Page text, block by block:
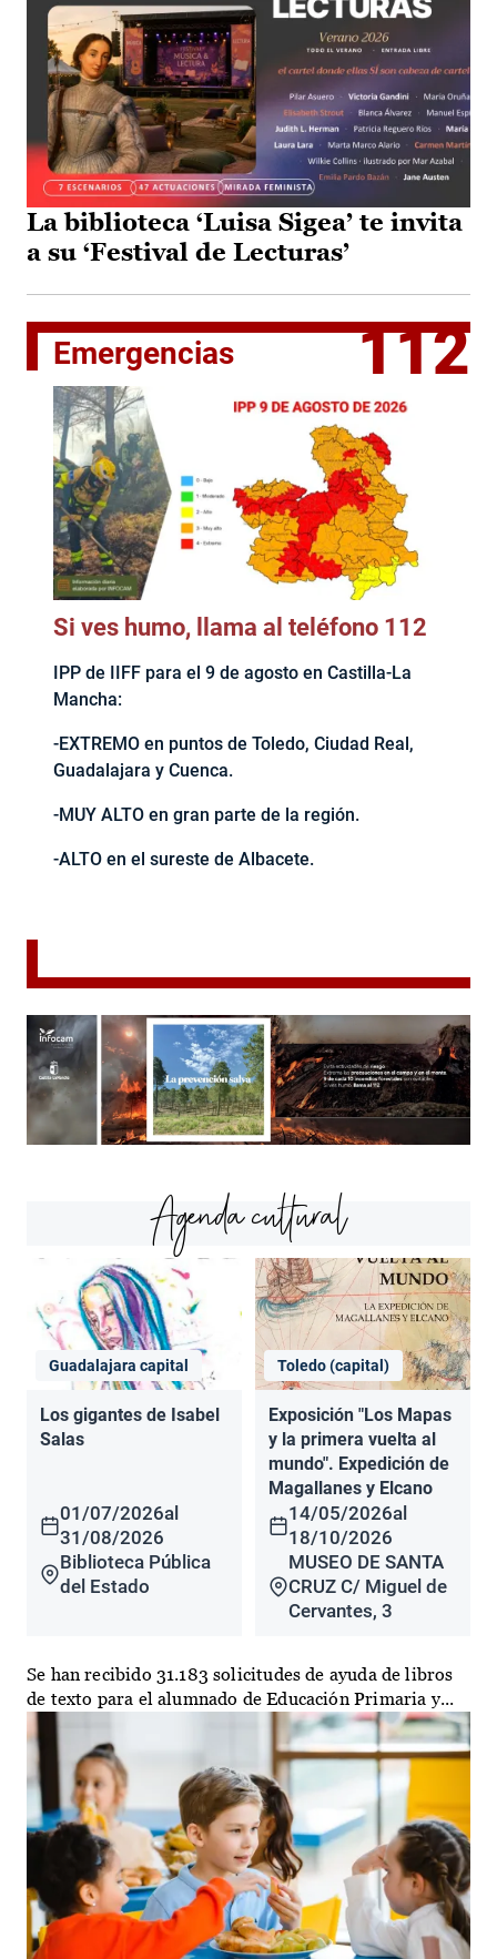
La biblioteca ‘Luisa Sigea’ te invita
a su ‘Festival de Lecturas’
Emergencias 112
Si ves humo, llama al teléfono 112
IPP de IIFF para el 9 de agosto en Castilla-La
Mancha:
-EXTREMO en puntos de Toledo, Ciudad Real,
Guadalajara y Cuenca.
-MUY ALTO en gran parte de la región.
-ALTO en el sureste de Albacete.
Agenda cultural
Guadalajara capital
Los gigantes de Isabel
Salas
01/07/2026al
31/08/2026
Biblioteca Pública
del Estado
Toledo (capital)
Exposición "Los Mapas
y la primera vuelta al
mundo". Expedición de
Magallanes y Elcano
14/05/2026al
18/10/2026
MUSEO DE SANTA
CRUZ C/ Miguel de
Cervantes, 3
Se han recibido 31.183 solicitudes de ayuda de libros
de texto para el alumnado de Educación Primaria y...